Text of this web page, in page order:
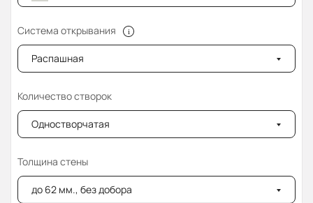
Система открывания
Распашная
Количество створок
Одностворчатая
Толщина стены
до 62 мм., без добора